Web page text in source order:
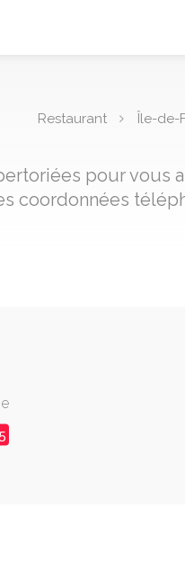
Restaurant Île-de-
pour vous
coordonnées